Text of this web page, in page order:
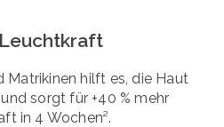
Matrikinen hilft es, die Haut
sorgt für +40 % mehr
in 4 Wochen².